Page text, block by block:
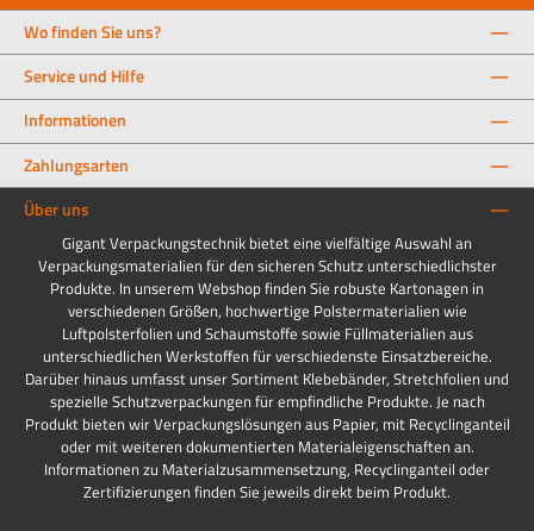
Wo finden Sie uns?
Service und Hilfe
Informationen
Zahlungsarten
Über uns
Gigant Verpackungstechnik bietet eine vielfältige Auswahl an
Verpackungsmaterialien für den sicheren Schutz unterschiedlichster
Produkte. In unserem Webshop finden Sie robuste Kartonagen in
verschiedenen Größen, hochwertige Polstermaterialien wie
Luftpolsterfolien und Schaumstoffe sowie Füllmaterialien aus
unterschiedlichen Werkstoffen für verschiedenste Einsatzbereiche.
Darüber hinaus umfasst unser Sortiment Klebebänder, Stretchfolien und
spezielle Schutzverpackungen für empfindliche Produkte. Je nach
Produkt bieten wir Verpackungslösungen aus Papier, mit Recyclinganteil
oder mit weiteren dokumentierten Materialeigenschaften an.
Informationen zu Materialzusammensetzung, Recyclinganteil oder
Zertifizierungen finden Sie jeweils direkt beim Produkt.